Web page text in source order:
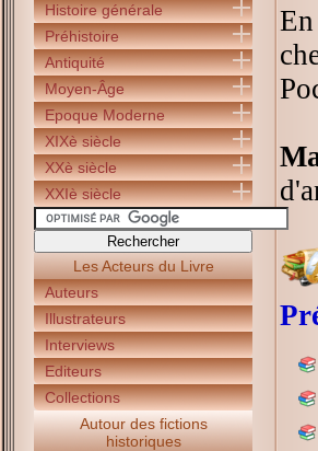
Histoire générale
Préhistoire
Antiquité
Moyen-Âge
Epoque Moderne
XIXè siècle
XXè siècle
XXIè siècle
Les Acteurs du Livre
Auteurs
Illustrateurs
Interviews
Editeurs
Collections
Autour des fictions
historiques